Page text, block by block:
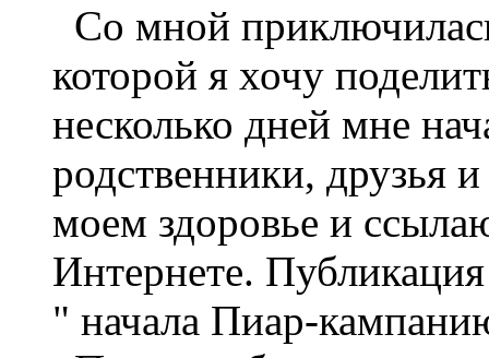
Со мной
которой я хочу
несколько дней мне
родственники, друзья
моем здоровье и
Интернете.
" начала Пиар-